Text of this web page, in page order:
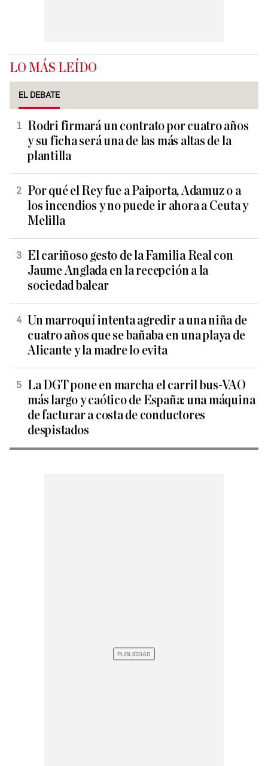
LO MÁS LEÍDO
EL DEBATE
Rodri firmará un contrato por cuatro años
y su ficha será una de las más altas de la
plantilla
Por qué el Rey fue a Paiporta, Adamuz o a
los incendios y no puede ir ahora a Ceuta y
Melilla
El cariñoso gesto de la Familia Real con
Jaume Anglada en la recepción a la
sociedad balear
Un marroquí intenta agredir a una niña de
cuatro años que se bañaba en una playa de
Alicante y la madre lo evita
La DGT pone en marcha el carril bus-VAO
más largo y caótico de España: una máquina
de facturar a costa de conductores
despistados